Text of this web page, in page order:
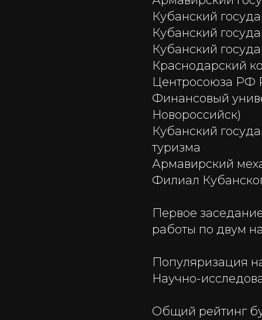
Кубанский
Кубанский
Кубанский
Краснодарский
Центросоюза РФ
Финансовый
Новороссийск)
Кубанский
туризма
Армавирский
Филиал
Первое
работы по двум
Популяризация
Научно-
Общий рейтинг